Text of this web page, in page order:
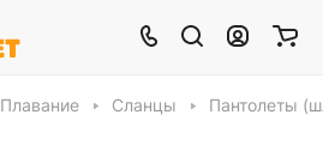
Плавание Сланцы Пантолеты